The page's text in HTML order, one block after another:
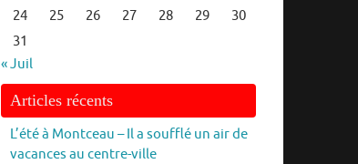
24
25 26 27 28 29
30
31
« Juil
Articles récents
L’été à Montceau – Il a soufflé un air de
vacances au centre-ville